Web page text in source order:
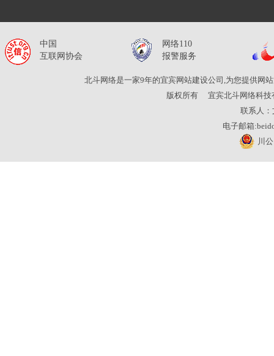
中国
互联网协会
网络110
报警服务
北斗网络是一家9年的宜宾网站建设公司,为您提供网
版权所有
宜宾北斗网络科技
联系人：
电子邮箱
川